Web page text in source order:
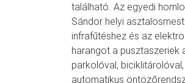
található. Az egyedi
Sándor helyi
infrafűtéshez és az
harangot a pusztaszeriek
parkolóval,
automatikus